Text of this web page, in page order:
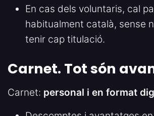
En cas dels voluntaris, cal
habitualment català, sense
tenir cap titulació.
Carnet. Tot són
Carnet: personal i en format